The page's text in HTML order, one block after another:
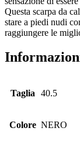
Questa scarpa da
stare a piedi nudi
raggiungere le
Taglia 40.5
Colore NERO